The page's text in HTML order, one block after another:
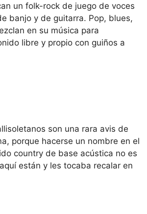
un folk-rock de juego de voces
banjo y de guitarra. Pop, blues,
en su música para
libre y propio con guiños a
son una rara avis de
porque hacerse un nombre en el
country de base acústica no es
están y les tocaba recalar en